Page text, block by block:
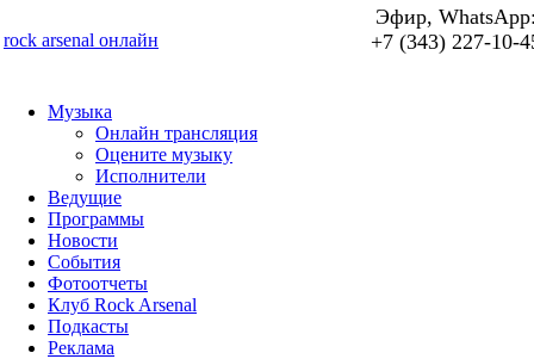
rock arsenal онлайн
Эфир,
+7 (343) 227-10-
Музыка
Онлайн трансляция
Оцените музыку
Исполнители
Ведущие
Программы
Новости
События
Фотоотчеты
Клуб Rock Arsenal
Подкасты
Реклама